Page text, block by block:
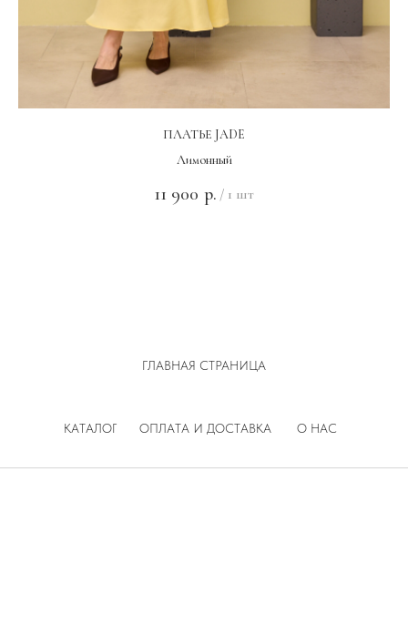
ПЛАТЬЕ JADE
Лимонный
11 900 р. / 1 шт
ГЛАВНАЯ СТРАНИЦА
КАТАЛОГ О НАС
ОПЛАТА И ДОСТАВКА